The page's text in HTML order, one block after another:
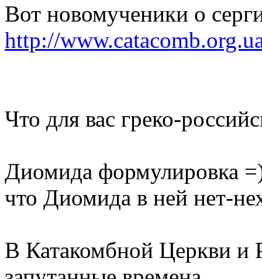
Вот новомученики о
http://
Что для вас греко-
Диомида формулировка
что Диомида в ней нет-
В Катакомбной Церкви и